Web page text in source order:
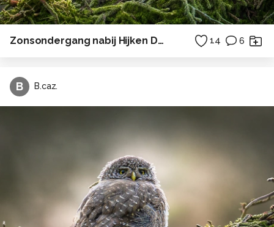
Zonsondergang nabij Hijken Drenthe 14 6
B B.caz.